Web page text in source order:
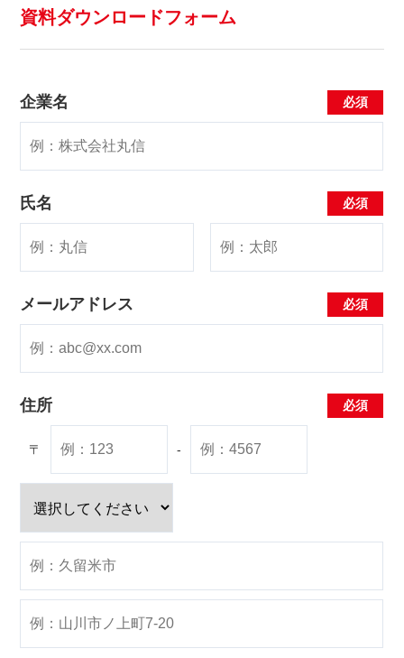
資料ダウンロードフォーム
企業名
氏名
メールアドレス
住所
〒 -